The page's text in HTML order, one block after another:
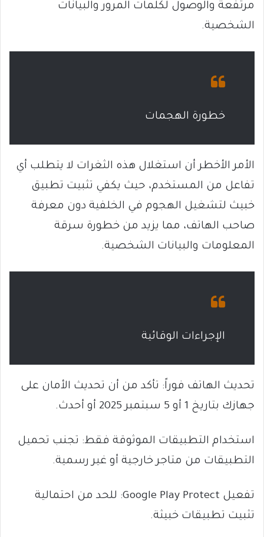
مرتفعة والوصول لكلمات المرور والبيانات
الشخصية.
خطورة الهجمات
الأمر الأخطر أن استغلال هذه الثغرات لا يتطلب أي
تفاعل من المستخدم، حيث يكفي تثبيت تطبيق
خبيث لتشغيل الهجوم في الخلفية دون معرفة
صاحب الهاتف، مما يزيد من خطورة سرقة
المعلومات والبيانات الشخصية.
الإجراءات الوقائية
تحديث الهاتف فوراً: تأكد من أن تحديث الأمان على
جهازك بتاريخ 1 أو 5 سبتمبر 2025 أو أحدث.
استخدام التطبيقات الموثوقة فقط: تجنب تحميل
التطبيقات من متاجر خارجية أو غير رسمية.
تفعيل Google Play Protect: للحد من احتمالية
تثبيت تطبيقات خبيثة.